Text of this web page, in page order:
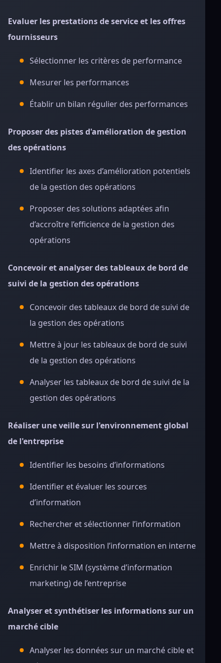
Evaluer les prestations de service et les offres
fournisseurs
Sélectionner les critères de performance
Mesurer les performances
Établir un bilan régulier des performances
Proposer des pistes d'amélioration de gestion
des opérations
Identifier les axes d’amélioration potentiels
de la gestion des opérations
Proposer des solutions adaptées afin
d’accroître l’efficience de la gestion des
opérations
Concevoir et analyser des tableaux de bord de
suivi de la gestion des opérations
Concevoir des tableaux de bord de suivi de
la gestion des opérations
Mettre à jour les tableaux de bord de suivi
de la gestion des opérations
Analyser les tableaux de bord de suivi de la
gestion des opérations
Réaliser une veille sur l'environnement global
de l'entreprise
Identifier les besoins d’informations
Identifier et évaluer les sources
d’information
Rechercher et sélectionner l’information
Mettre à disposition l’information en interne
Enrichir le SIM (système d’information
marketing) de l’entreprise
Analyser et synthétiser les informations sur un
marché cible
Analyser les données sur un marché cible et